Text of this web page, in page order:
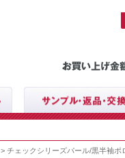
> チェックシリーズパール/黒半袖ポ